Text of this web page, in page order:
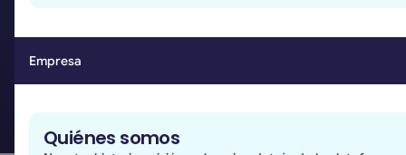
Empresa
Quiénes somos
fluida con una plataforma fiable detrás.
Solicita una demo